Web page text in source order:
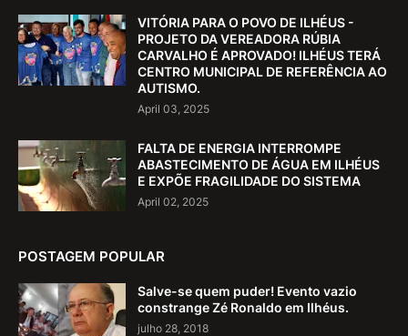
VITÓRIA PARA O POVO DE ILHÉUS -
PROJETO DA VEREADORA RÚBIA
CARVALHO É APROVADO! ILHÉUS TERÁ
CENTRO MUNICIPAL DE REFERÊNCIA AO
AUTISMO.
April 03, 2025
FALTA DE ENERGIA INTERROMPE
ABASTECIMENTO DE ÁGUA EM ILHÉUS
E EXPÕE FRAGILIDADE DO SISTEMA
April 02, 2025
POSTAGEM POPULAR
Salve-se quem puder! Evento vazio
constrange Zé Ronaldo em Ilhéus.
julho 28, 2018